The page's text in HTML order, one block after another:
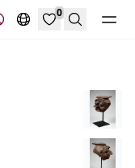
0
Suche